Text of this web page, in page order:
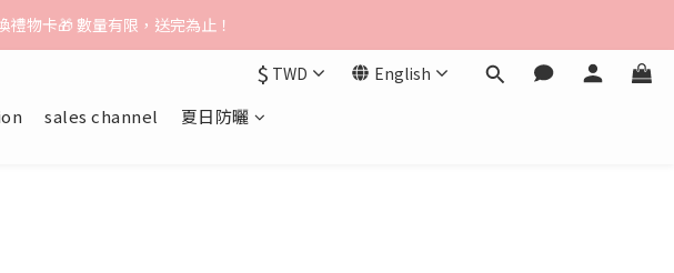
$1500免運｜中港澳順豐$3000免運
物卡🎁 數量有限，送完為止！
$1500免運｜中港澳順豐$3000免運$ TWD English
sales channel 夏日防曬